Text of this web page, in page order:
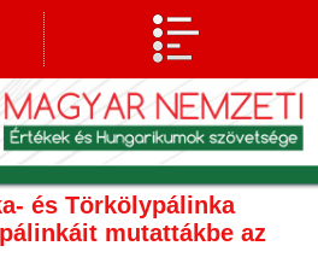
és Törkölypálinka
mutattákbe az